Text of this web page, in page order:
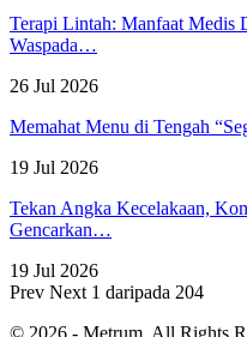
Terapi Lintah: Manfaat Medis
Waspada…
26 Jul 2026
Memahat Menu di Tengah
19 Jul 2026
Tekan Angka Kecelakaan,
Gencarkan…
19 Jul 2026
Prev Next 1 daripada 204
© 2026 - Metrum. All Rights